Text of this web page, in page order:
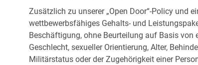
Zusätzlich zu unserer „Open Door“-Policy und
wettbewerbsfähiges Gehalts- und
Beschäftigung, ohne Beurteilung auf Basis
Geschlecht, sexueller Orientierung, Alter,
Militärstatus oder der Zugehörigkeit einer